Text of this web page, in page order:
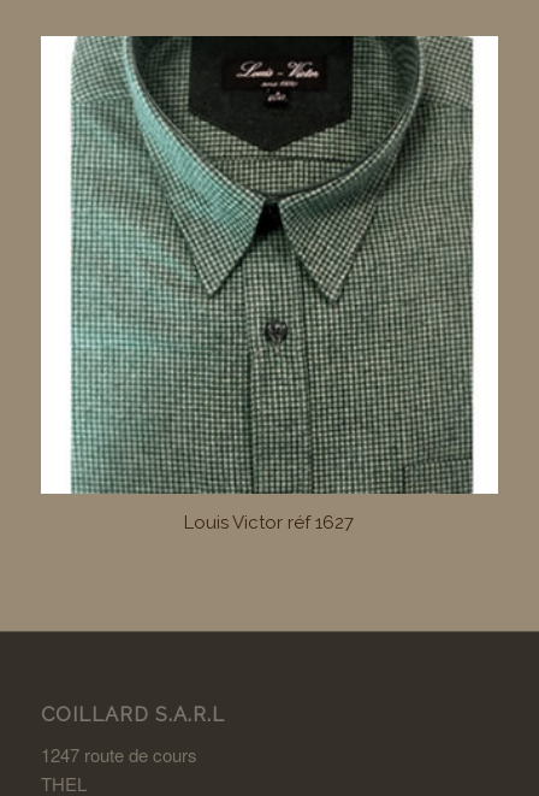
Louis Victor réf 1627
COILLARD S.A.R.L
1247 route de cours
THEL